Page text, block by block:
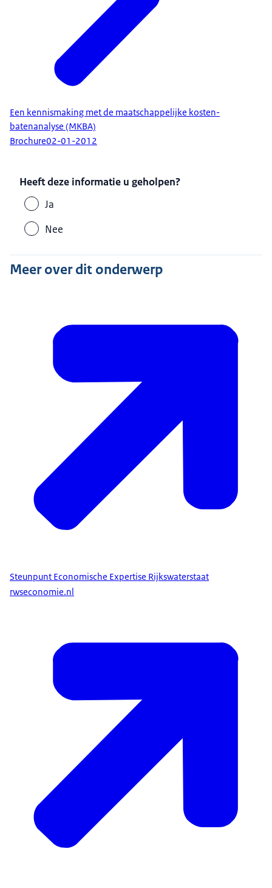
Een kennismaking met de maatschappelijke kosten-
batenanalyse (MKBA)
Brochure02-01-2012
Heeft deze informatie u geholpen?
Ja
Nee
Meer over dit onderwerp
Steunpunt Economische Expertise Rijkswaterstaat
rwseconomie.nl